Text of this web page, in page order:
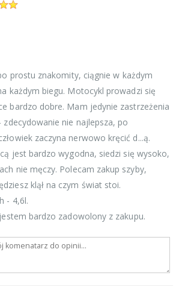
prostu znakomity, ciągnie w każdym
każdym biegu. Motocykl prowadzi się
bardzo dobre. Mam jedynie zastrzeżenia
nie najlepsza, po
zaczyna nerwowo kręcić d...ą.
jest bardzo wygodna, siedzi się wysoko,
nie męczy. Polecam zakup szyby,
klął na czym świat stoi.
- 4,6l.
bardzo zadowolony z zakupu.